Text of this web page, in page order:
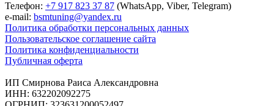
Телефон: +7 917 823 37 87 (WhatsApp, Viber, Telegram)
e-mail: bsmtuning@yandex.ru
Политика обработки персональных данных
Пользовательское соглашение сайта
Политика конфиденциальности
Публичная оферта
ИП Смирнова Раиса Александровна
ИНН: 632202092275